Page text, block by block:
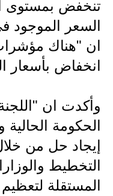
تنخفض بمستوى
السعر الموجود
ان "هناك
انخفاض بأسعار
وأكدت ان
الحكومة
إيجاد حل من
التخطيط
المستقلة لتعظيم